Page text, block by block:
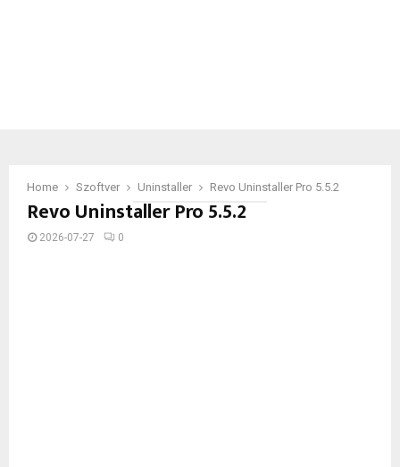
Home Szoftver Uninstaller Revo Uninstaller Pro 5.5.2
Revo Uninstaller Pro 5.5.2
2026-07-27 0